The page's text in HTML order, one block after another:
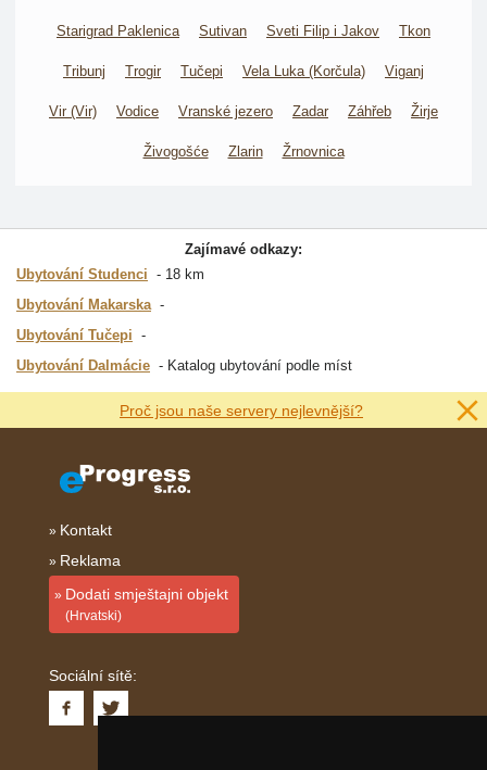
Starigrad Paklenica Sutivan Sveti Filip i Jakov Tkon
Tribunj Trogir Tučepi Vela Luka (Korčula) Viganj
Vir (Vir) Vodice Vranské jezero Zadar Záhřeb Žirje
Živogošće Zlarin Žrnovnica
Zajímavé odkazy:
Ubytování Studenci
18 km
Ubytování Makarska
Ubytování Tučepi
Ubytování Dalmácie
Katalog ubytování podle míst
Proč jsou naše servery nejlevnější?
Kontakt
Reklama
Dodati smještajni objekt
(Hrvatski)
Sociální sítě: